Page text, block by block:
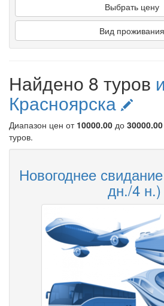
Выбрать цену
Вид проживания
Найдено 8 туров
Красноярска
Диапазон цен от 10000.00 до 30000.00
туров.
Новогоднее
дн./4 н.)